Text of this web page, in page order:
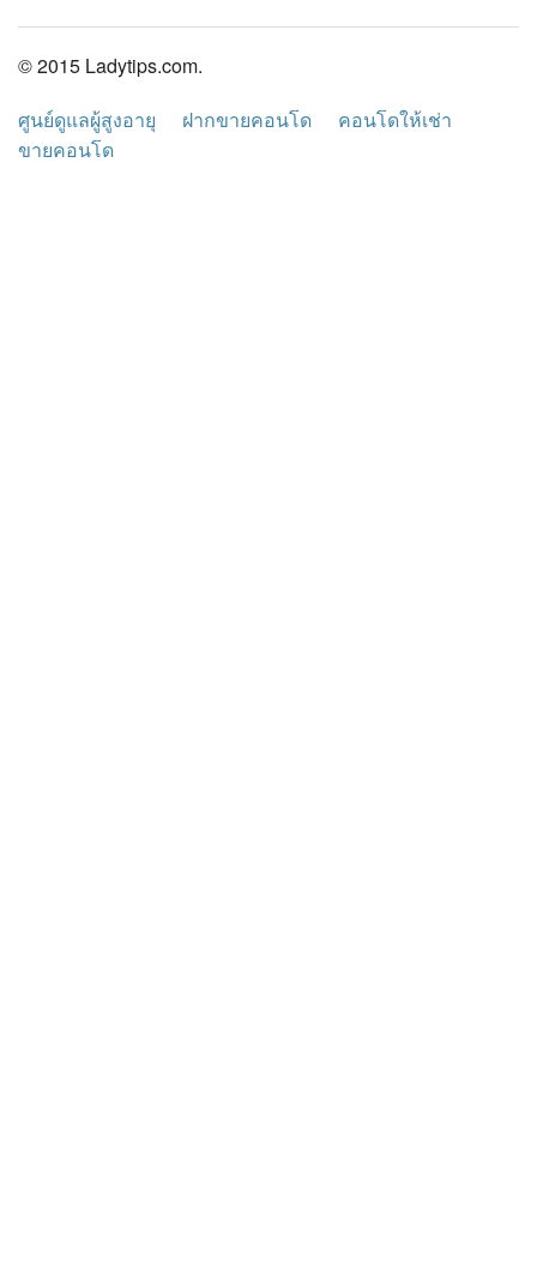
© 2015 Ladytips.com.
ศูนย์ดูแลผู้สูงอายุ
ฝากขายคอนโด
คอนโดให้เช่า
ขายคอนโด